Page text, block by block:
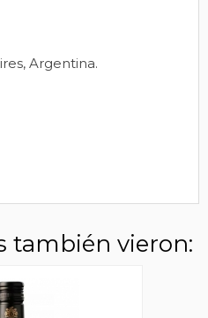
Argentina.
también vieron: